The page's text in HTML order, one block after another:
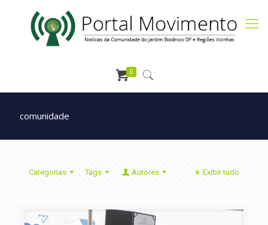
0
comunidade
Categorias Tags Autores Exibir tudo